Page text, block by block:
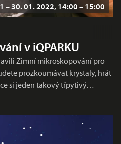
– 30. 01. 2022, 14:00 – 15:00
v iQPARKU
Zimní mikroskopování pro
prozkoumávat krystaly, hrát
si jeden takový třpytivý…